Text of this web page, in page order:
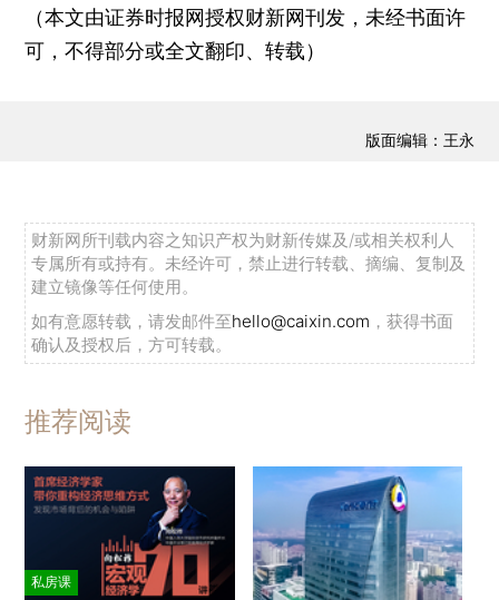
（本文由证券时报网授权财新网刊发，未经书面许
可，不得部分或全文翻印、转载）
版面编辑：王永
财新网所刊载内容之知识产权为财新传媒及/或相关权利人
专属所有或持有。未经许可，禁止进行转载、摘编、复制及
建立镜像等任何使用。
如有意愿转载，请发邮件至hello@caixin.com ，获得书面
确认及授权后，方可转载。
推荐阅读
私房课